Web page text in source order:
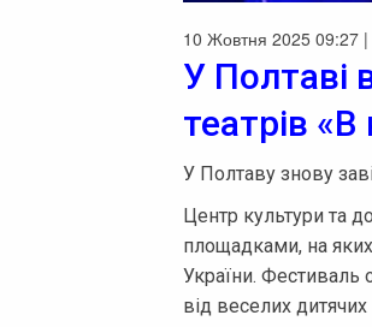
10 Жовтня 2025 09:27 |
У Полтаві
театрів «В
У Полтаву знову
Центр культури та
площадками, на яких
України. Фестиваль
від веселих